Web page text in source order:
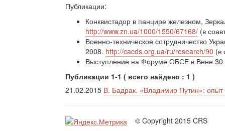
Публикации:
Конквистадор в панцире железном,
http://www.zn.ua/1000/1550/67168/ (в
Военно-техническое сотрудничество
2008. http://cacds.org.ua/ru/research/90 (в
Выступление на Форуме ОБСЕ в Вене 30
Публикации 1-1 ( всего найдено : 1 )
21.02.2015 В. Бадрак. «Владимир Путин»: опыт
© Copyright 2015 CRS